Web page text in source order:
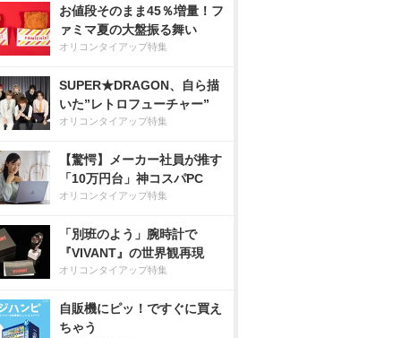
お値段そのまま45％増量！フ
ァミマ夏の大盤振る舞い
オリコンタイアップ特集
SUPER★DRAGON、自ら描
いた”レトロフューチャー”
オリコンタイアップ特集
【驚愕】メーカー社員が推す
「10万円台」神コスパPC
オリコンタイアップ特集
「別班のよう」腕時計で
『VIVANT』の世界観再現
オリコンタイアップ特集
自販機にピッ！ですぐに買え
ちゃう